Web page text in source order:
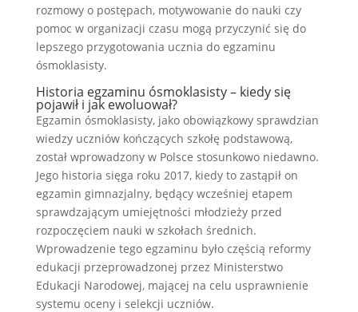
rozmowy o postępach, motywowanie do nauki czy
pomoc w organizacji czasu mogą przyczynić się do
lepszego przygotowania ucznia do egzaminu
ósmoklasisty.
Historia egzaminu ósmoklasisty – kiedy się
pojawił i jak ewoluował?
Egzamin ósmoklasisty, jako obowiązkowy sprawdzian
wiedzy uczniów kończących szkołę podstawową,
został wprowadzony w Polsce stosunkowo niedawno.
Jego historia sięga roku 2017, kiedy to zastąpił on
egzamin gimnazjalny, będący wcześniej etapem
sprawdzającym umiejętności młodzieży przed
rozpoczęciem nauki w szkołach średnich.
Wprowadzenie tego egzaminu było częścią reformy
edukacji przeprowadzonej przez Ministerstwo
Edukacji Narodowej, mającej na celu usprawnienie
systemu oceny i selekcji uczniów.